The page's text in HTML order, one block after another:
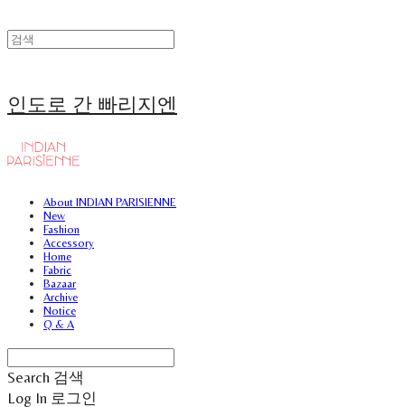
인도로 간 빠리지엔
About INDIAN PARISIENNE
New
Fashion
Accessory
Home
Fabric
Bazaar
Archive
Notice
Q & A
Search 검색
Log In 로그인